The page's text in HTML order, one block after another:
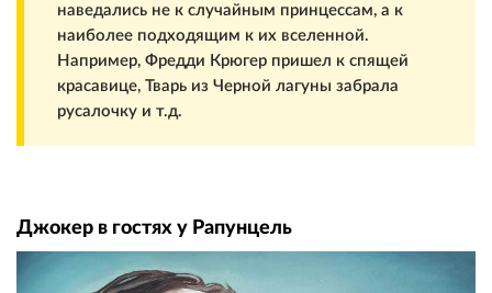
наведались не к случайным принцессам, а к
наиболее подходящим к их вселенной.
Например, Фредди Крюгер пришел к спящей
красавице, Тварь из Черной лагуны забрала
русалочку и т.д.
Джокер в гостях у Рапунцель